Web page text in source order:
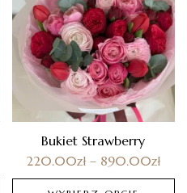
Bukiet Strawberry
220.00zł – 890.00zł